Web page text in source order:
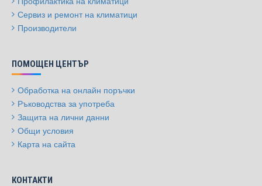
Сервиз и ремонт на климатици
Производители
ПОМОЩЕН ЦЕНТЪР
Обработка на онлайн поръчки
Ръководства за употреба
Защита на лични данни
Общи условия
Карта на сайта
КОНТАКТИ